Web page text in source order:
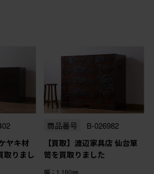
ヤキ材
取りまし
商品番号 B-026982
【買取】渡辺家具店 仙台箪
笥を買取りました
幅：1,160㎜